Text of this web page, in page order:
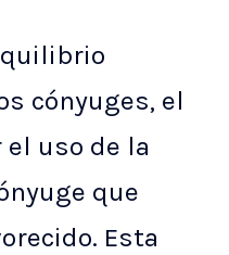
cónyuges, el
uso de la
que
Esta